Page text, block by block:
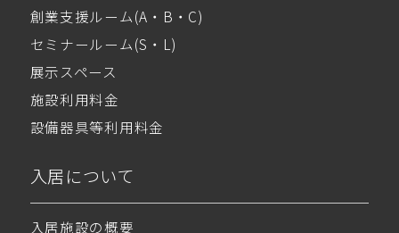
創業支援ルーム(A・B・C)
セミナールーム(S・L)
展示スペース
施設利用料金
設備器具等利用料金
入居について
入居施設の概要